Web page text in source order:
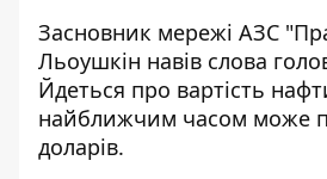
Засновник мережі АЗС
Льоушкін навів слова
Йдеться про вартість
найближчим часом може
доларів.